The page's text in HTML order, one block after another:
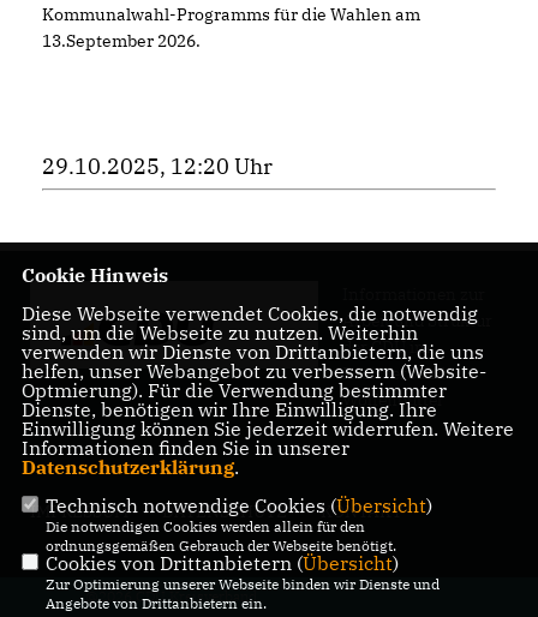
Kommunalwahl-Programms für die Wahlen am
13.September 2026.
29.10.2025, 12:20 Uhr
Arbeit und Struktur
der CDU im
Kreisverband
Wolfenbüttel
IMPRESSUM DATENSCHUTZ KONTAKT
@2026 CDU Kreisverband
Cookie Hinweis
Diese Webseite verwendet Cookies, die notwendig
sind, um die Webseite zu nutzen. Weiterhin
verwenden wir Dienste von Drittanbietern, die uns
helfen, unser Webangebot zu verbessern (Website-
Optmierung). Für die Verwendung bestimmter
Dienste, benötigen wir Ihre Einwilligung. Ihre
Einwilligung können Sie jederzeit widerrufen. Weitere
Informationen finden Sie in unserer
Datenschutzerklärung.
Technisch notwendige Cookies (Übersicht)
Die notwendigen Cookies werden allein für den
ordnungsgemäßen Gebrauch der Webseite benötigt.
Cookies von Drittanbietern (Übersicht)
Zur Optimierung unserer Webseite binden wir Dienste und
Angebote von Drittanbietern ein.